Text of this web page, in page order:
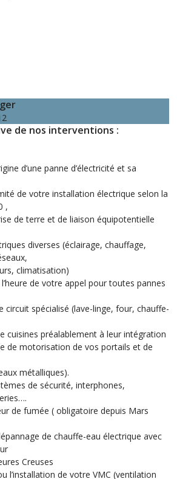
de nos interventions :
d’une panne d’électricité et sa
de votre installation électrique selon la
,
de terre et de liaison équipotentielle
diverses (éclairage, chauffage,
climatisation)
de votre appel pour toutes pannes
circuit spécialisé (lave-linge, four, chauffe-
cuisines préalablement à leur intégration
de motorisation de vos portails et de
métalliques).
de sécurité, interphones,
de fumée ( obligatoire depuis Mars
de chauffe-eau électrique avec
Creuses
l’installation de votre VMC (ventilation